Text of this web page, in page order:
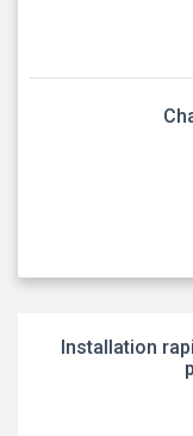
Installation